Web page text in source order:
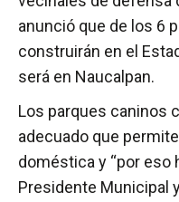
anunció que de los 6
construirán en el
será en Naucalpan.
Los parques caninos
adecuado que
doméstica y “por eso
Presidente Municipal